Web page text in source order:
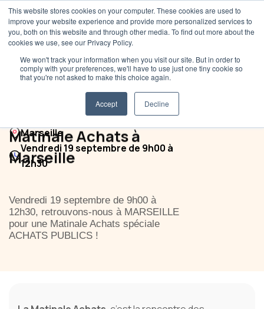
This website stores cookies on your computer. These cookies are used to
improve your website experience and provide more personalized services to
you, both on this website and through other media. To find out more about the
cookies we use, see our Privacy Policy.
We won't track your information when you visit our site. But in order to
comply with your preferences, we'll have to use just one tiny cookie so
that you're not asked to make this choice again.
Accept Decline
Matinale Achats à
Marseille
Marseille
Vendredi 19 septembre de 9h00 à
12h30
Vendredi 19 septembre de 9h00 à
12h30, retrouvons-nous à MARSEILLE
pour une Matinale Achats spéciale
ACHATS PUBLICS !